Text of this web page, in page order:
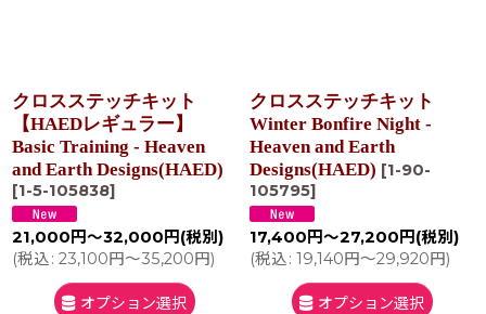
クロスステッチキット
【HAEDレギュラー】
Basic Training - Heaven
and Earth Designs(HAED)
[1-5-105838]
21,000 円～32,000 円 (税別)
(税込: 23,100円～35,200円)
オプション選択
クロスステッチキット
Winter Bonfire Night -
Heaven and Earth
Designs(HAED) [1-90-
105795]
17,400 円～27,200 円 (税別)
(税込: 19,140円～29,920円)
オプション選択